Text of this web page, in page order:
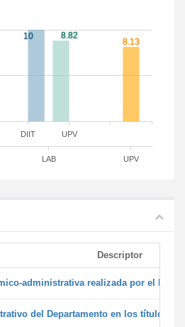
DIIT UPV
LAB UPV
Descriptor
administrativa realizada por el
del Departamento en los títulos de